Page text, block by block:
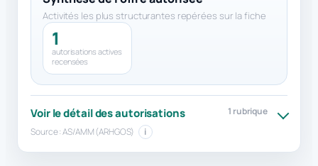
Activités les plus structurantes repérées sur la fiche
1
autorisations actives
recensées
Voir le détail des autorisations
1 rubrique
Source : AS/AMM (ARHGOS)
i